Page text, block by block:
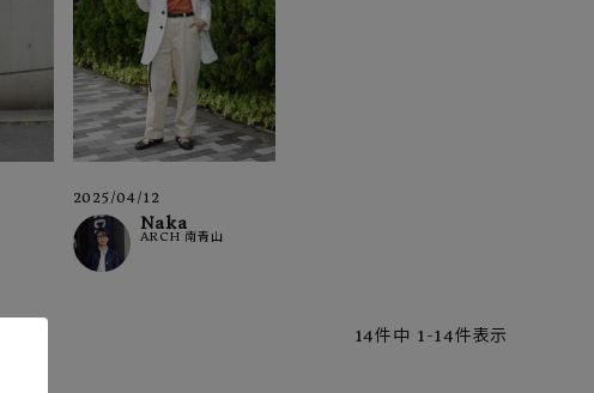
2025/04/12
Naka
ARCH 南青山
14件中 1-14件表示